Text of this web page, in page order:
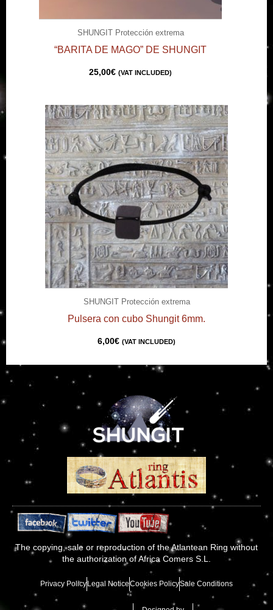
SHUNGIT Protección extrema
“BARITA DE MAGO” DE SHUNGIT
25,00€ (VAT INCLUDED)
SHUNGIT Protección extrema
Pulsera con cubo Shungit 6mm.
6,00€ (VAT INCLUDED)
The copying, sale or reproduction of the Atlantean Ring without
the authorization of Africa Comers S.L.
Privacy Policy Legal NoticeCookies PolicySale Conditions